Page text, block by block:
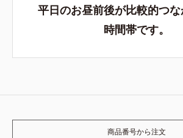
平日のお昼前後が比較的つ
時間帯です。
商品番号から注文